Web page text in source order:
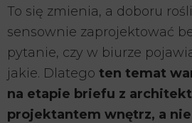
To się zmienia, a doboru
sensownie zaprojektować
pytanie, czy w biurze
jakie. Dlatego ten temat
na etapie briefu z
projektantem wnętrz, a